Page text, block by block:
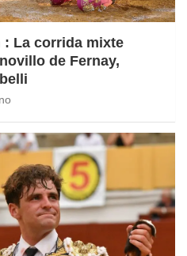
: La corrida mixte
de Fernay,